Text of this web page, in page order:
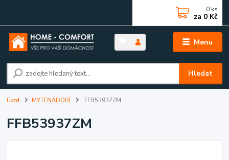
Menu
Hledat
0 ks
za 0 Kč
Úvod MYTÍ NÁDOBÍ FFB53937ZM
FFB53937ZM